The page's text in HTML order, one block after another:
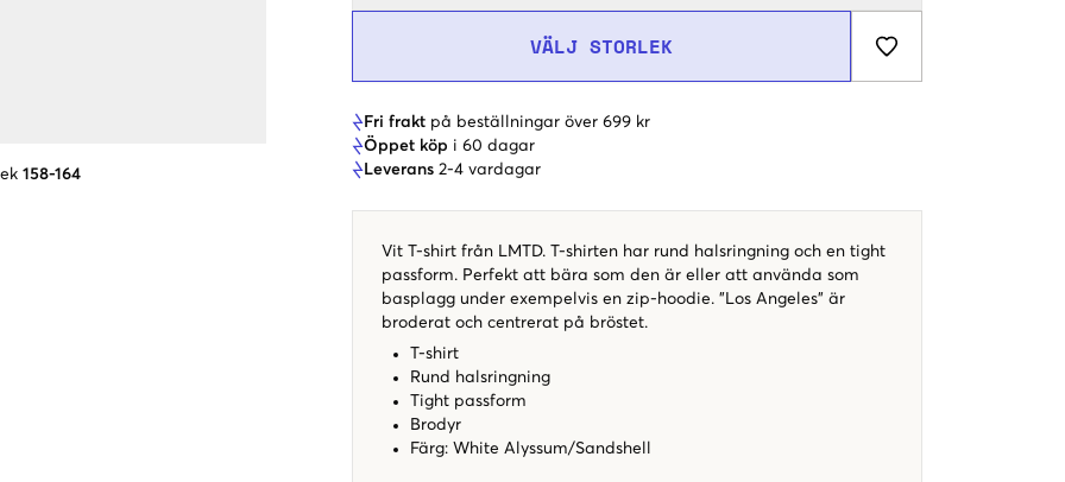
158-164
VÄLJ STORLEK
Fri frakt på beställningar över 699 kr
Öppet köp i 60 dagar
Leverans 2-4 vardagar
Vit T-shirt från LMTD. T-shirten har rund halsringning och en tight
passform. Perfekt att bära som den är eller att använda som
basplagg under exempelvis en zip-hoodie. "Los Angeles" är
broderat och centrerat på bröstet.
T-shirt
Rund halsringning
Tight passform
Brodyr
Färg: White Alyssum/Sandshell